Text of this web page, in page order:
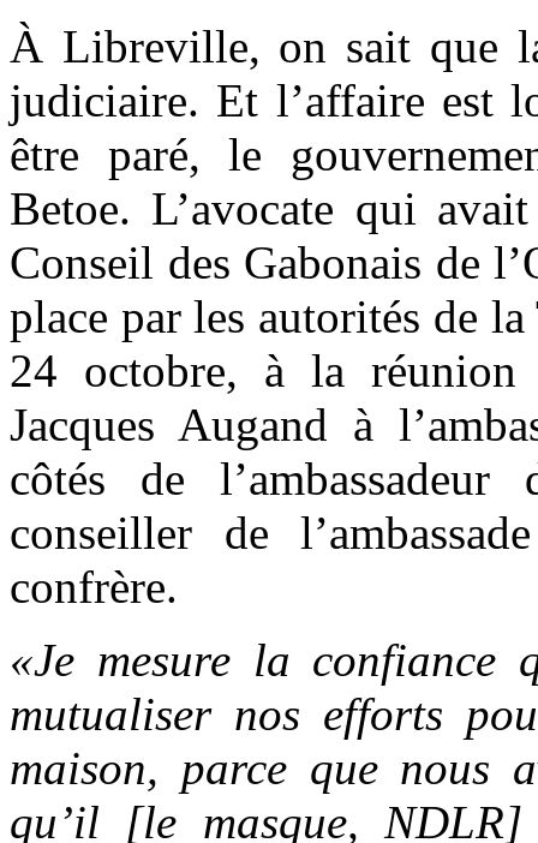
À Libreville, on sait que
judiciaire. Et l’affaire est
être paré, le
Betoe. L’avocate qui
Conseil des Gabonais de
place par les autorités de
24 octobre, à la réunion
Jacques Augand à
côtés de
conseiller de
confrère.
«Je mesure la confiance
mutualiser nos efforts
maison, parce que nous
qu’il [le masque, NDLR]